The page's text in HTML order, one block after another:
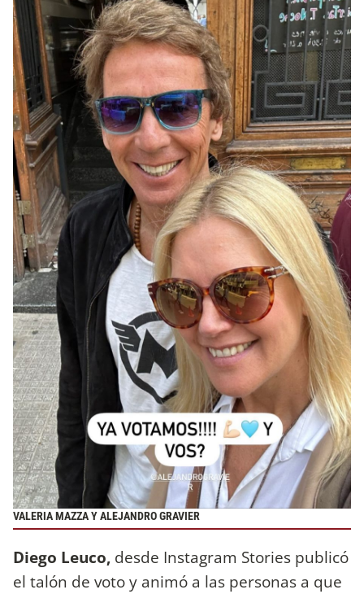
VALERIA MAZZA Y ALEJANDRO GRAVIER
Diego Leuco, desde Instagram Stories publicó
el talón de voto y animó a las personas a que